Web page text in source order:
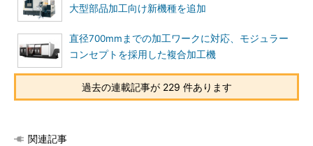
大型部品加工向け新機種を追加
直径700mmまでの加工ワークに対応、モジュラー
コンセプトを採用した複合加工機
過去の連載記事が 229 件あります
関連記事